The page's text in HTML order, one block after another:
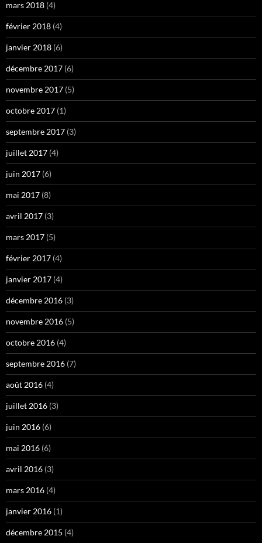
mars 2018 (4)
février 2018 (4)
janvier 2018 (6)
décembre 2017 (6)
novembre 2017 (5)
octobre 2017 (1)
septembre 2017 (3)
juillet 2017 (4)
juin 2017 (6)
mai 2017 (8)
avril 2017 (3)
mars 2017 (5)
février 2017 (4)
janvier 2017 (4)
décembre 2016 (3)
novembre 2016 (5)
octobre 2016 (4)
septembre 2016 (7)
août 2016 (4)
juillet 2016 (3)
juin 2016 (6)
mai 2016 (6)
avril 2016 (3)
mars 2016 (4)
janvier 2016 (1)
décembre 2015 (4)